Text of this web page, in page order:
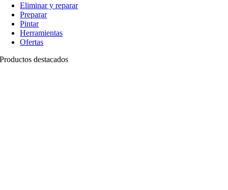
Eliminar y reparar
Preparar
Pintar
Herramientas
Ofertas
Productos destacados